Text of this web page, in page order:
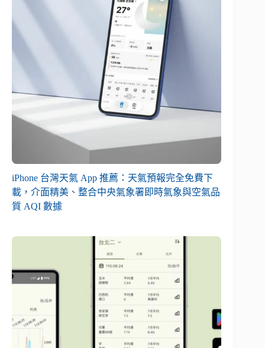
iPhone 台灣天氣 App 推薦：天氣預報完全免費下
載，介面精美、整合中央氣象署即時氣象與空氣品
質 AQI 數據